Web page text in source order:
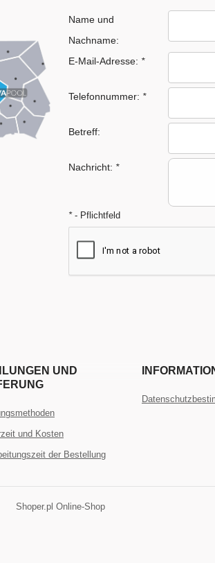
Name und
Nachname:
E-Mail-Adresse: *
Telefonnummer: *
Betreff:
Nachricht: *
*- Pflichtfeld
UND
und Kosten
der Bestellung
Shoper.pl Online-Shop